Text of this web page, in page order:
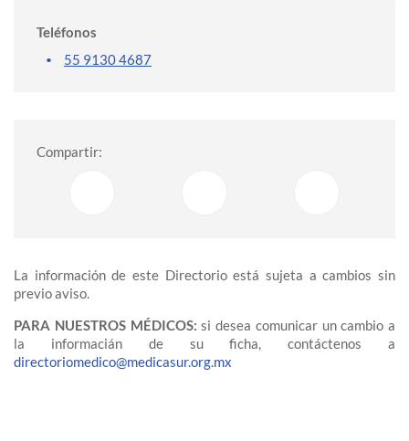
Teléfonos
55 9130 4687
Compartir:
La información de este Directorio está sujeta a cambios sin
previo aviso.
PARA NUESTROS MÉDICOS: si desea comunicar un cambio a
la informacián de su ficha, contáctenos a
directoriomedico@medicasur.org.mx